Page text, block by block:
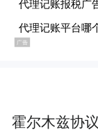
霍尔木兹协